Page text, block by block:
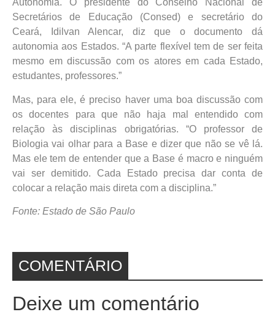
Autonomia. O presidente do Conselho Nacional de
Secretários de Educação (Consed) e secretário do
Ceará, Idilvan Alencar, diz que o documento dá
autonomia aos Estados. “A parte flexível tem de ser feita
mesmo em discussão com os atores em cada Estado,
estudantes, professores.”
Mas, para ele, é preciso haver uma boa discussão com
os docentes para que não haja mal entendido com
relação às disciplinas obrigatórias. “O professor de
Biologia vai olhar para a Base e dizer que não se vê lá.
Mas ele tem de entender que a Base é macro e ninguém
vai ser demitido. Cada Estado precisa dar conta de
colocar a relação mais direta com a disciplina.”
Fonte: Estado de São Paulo
COMENTÁRIO
Deixe um comentário